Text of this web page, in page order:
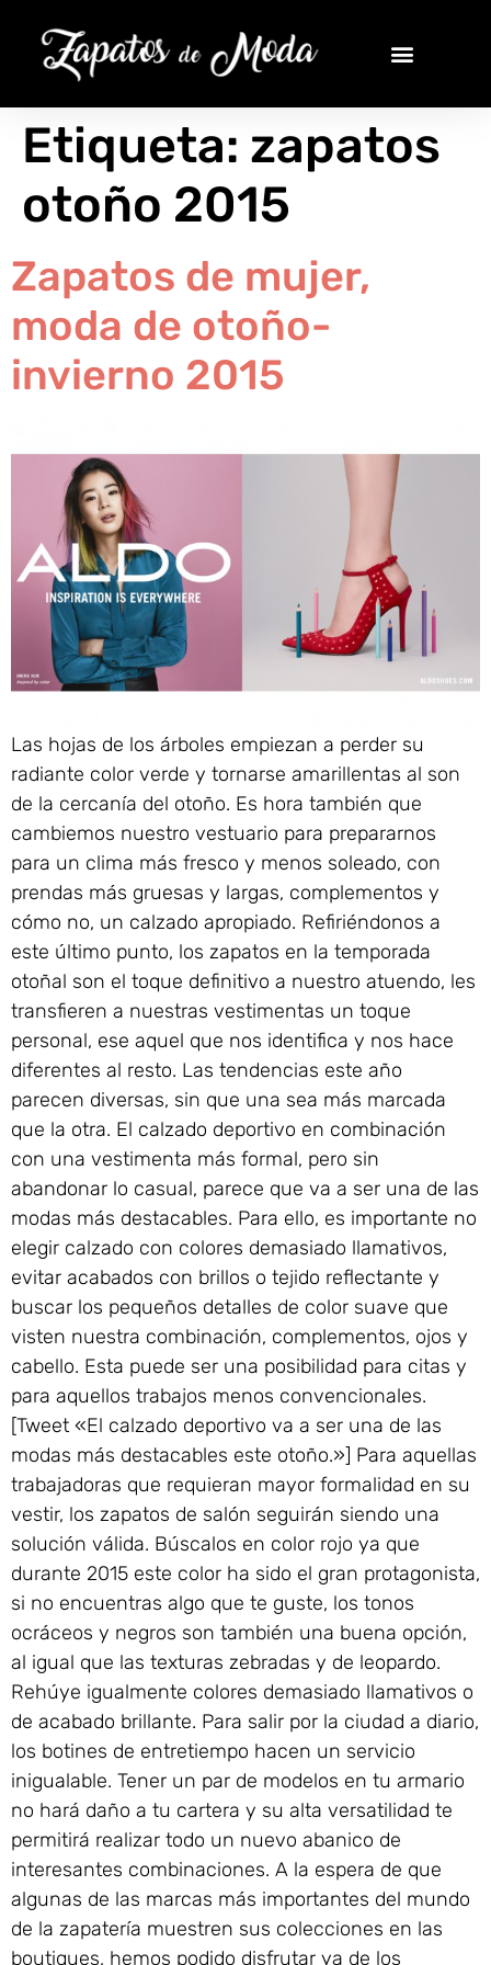
Etiqueta: zapatos
otoño 2015
Zapatos de mujer,
moda de otoño-
invierno 2015
Las hojas de los árboles empiezan a perder su
radiante color verde y tornarse amarillentas al son
de la cercanía del otoño. Es hora también que
cambiemos nuestro vestuario para prepararnos
para un clima más fresco y menos soleado, con
prendas más gruesas y largas, complementos y
cómo no, un calzado apropiado. Refiriéndonos a
este último punto, los zapatos en la temporada
otoñal son el toque definitivo a nuestro atuendo, les
transfieren a nuestras vestimentas un toque
personal, ese aquel que nos identifica y nos hace
diferentes al resto. Las tendencias este año
parecen diversas, sin que una sea más marcada
que la otra. El calzado deportivo en combinación
con una vestimenta más formal, pero sin
abandonar lo casual, parece que va a ser una de las
modas más destacables. Para ello, es importante no
elegir calzado con colores demasiado llamativos,
evitar acabados con brillos o tejido reflectante y
buscar los pequeños detalles de color suave que
visten nuestra combinación, complementos, ojos y
cabello. Esta puede ser una posibilidad para citas y
para aquellos trabajos menos convencionales.
[Tweet «El calzado deportivo va a ser una de las
modas más destacables este otoño.»] Para aquellas
trabajadoras que requieran mayor formalidad en su
vestir, los zapatos de salón seguirán siendo una
solución válida. Búscalos en color rojo ya que
durante 2015 este color ha sido el gran protagonista,
si no encuentras algo que te guste, los tonos
ocráceos y negros son también una buena opción,
al igual que las texturas zebradas y de leopardo.
Rehúye igualmente colores demasiado llamativos o
de acabado brillante. Para salir por la ciudad a diario,
los botines de entretiempo hacen un servicio
inigualable. Tener un par de modelos en tu armario
no hará daño a tu cartera y su alta versatilidad te
permitirá realizar todo un nuevo abanico de
interesantes combinaciones. A la espera de que
algunas de las marcas más importantes del mundo
de la zapatería muestren sus colecciones en las
boutiques, hemos podido disfrutar ya de los